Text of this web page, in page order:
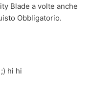
Blade a volte anche
Obbligatorio.
hi hi